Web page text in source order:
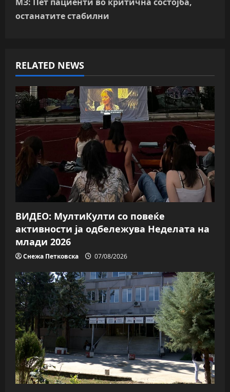
n
v
i
g
a
t
i
o
n
останатите стабилни
RELATED NEWS
ВИДЕО: МултиКулти со повеќе
активности ја одбележува Неделата на
млади 2026
Снежа Петковска 07/08/2026